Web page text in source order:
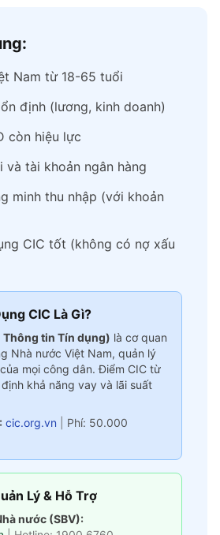
Nam từ 18-65 tuổi
định (lương, kinh doanh)
còn hiệu lực
và tài khoản ngân hàng
minh thu nhập (với khoản
CIC tốt (không có nợ xấu
CIC Là Gì?
Thông tin Tín dụng) là cơ quan
Nhà nước Việt Nam, quản lý
mọi công dân. Điểm CIC từ
khả năng vay và lãi suất
cic.org.vn
Phí: 50.000
Lý & Hỗ Trợ
nước (SBV):